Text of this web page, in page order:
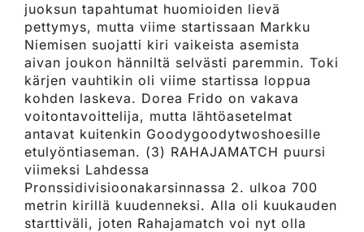
juoksun tapahtumat huomioiden lievä
pettymys, mutta viime startissaan Markku
Niemisen suojatti kiri vaikeista asemista
aivan joukon hänniltä selvästi paremmin. Toki
kärjen vauhtikin oli viime startissa loppua
kohden laskeva. Dorea Frido on vakava
voitontavoittelija, mutta lähtöasetelmat
antavat kuitenkin Goodygoodytwoshoesille
etulyöntiaseman. (3) RAHAJAMATCH puursi
viimeksi Lahdessa
Pronssidivisioonakarsinnassa 2. ulkoa 700
metrin kirillä kuudenneksi. Alla oli kuukauden
starttiväli, joten Rahajamatch voi nyt olla